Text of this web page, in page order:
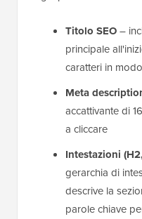
Titolo SEO–
principale
caratteri in
Meta
accattivante di
a cliccare
Intestazioni
gerarchia di
descrive la
parole chiave